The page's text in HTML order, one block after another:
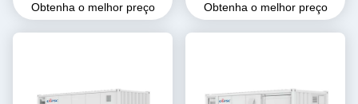
Obtenha o melhor preço
Obtenha o melhor preço